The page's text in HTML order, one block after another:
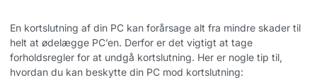
En kortslutning af din PC kan forårsage alt fra mindre skader til
helt at ødelægge PC’en. Derfor er det vigtigt at tage
forholdsregler for at undgå kortslutning. Her er nogle tip til,
hvordan du kan beskytte din PC mod kortslutning: